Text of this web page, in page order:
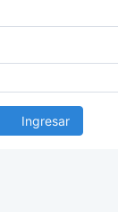
Ingresar